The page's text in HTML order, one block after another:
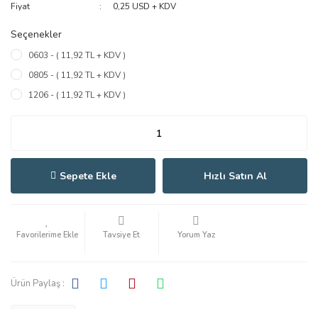
Fiyat
0,25 USD + KDV
Seçenekler
0603 - ( 11,92 TL + KDV )
0805 - ( 11,92 TL + KDV )
1206 - ( 11,92 TL + KDV )
Sepete Ekle Hızlı Satın Al
Tavsiye Et Yorum Yaz
Ürün Paylaş :